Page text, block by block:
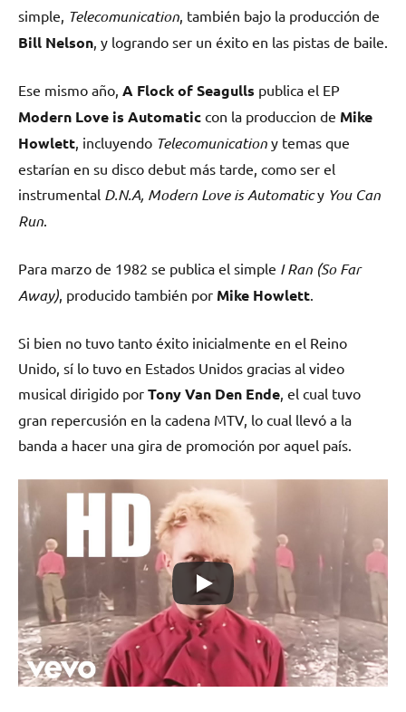
simple, Telecomunication , también bajo la producción de
Bill Nelson , y logrando ser un éxito en las pistas de baile.
Ese mismo año, A Flock of Seagulls publica el EP
Modern Love is Automatic con la produccion de Mike
Howlett , incluyendo Telecomunication y temas que
estarían en su disco debut más tarde, como ser el
instrumental D.N.A, Modern Love is Automaticy You Can
Run
Para marzo de 1982 se publica el simple I Ran (So Far
Away) , producido también por Mike Howlett
Si bien no tuvo tanto éxito inicialmente en el Reino
Unido, sí lo tuvo en Estados Unidos gracias al video
musical dirigido por Tony Van Den Ende , el cual tuvo
gran repercusión en la cadena MTV, lo cual llevó a la
banda a hacer una gira de promoción por aquel país.